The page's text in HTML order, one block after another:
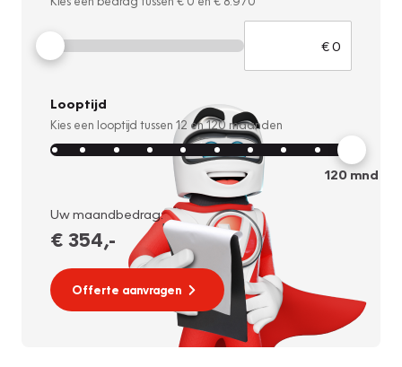
Looptijd
Kies een looptijd tussen 12 en120 maanden
120mnd
Uw maandbedrag:
€ 354,-
Offerte aanvragen